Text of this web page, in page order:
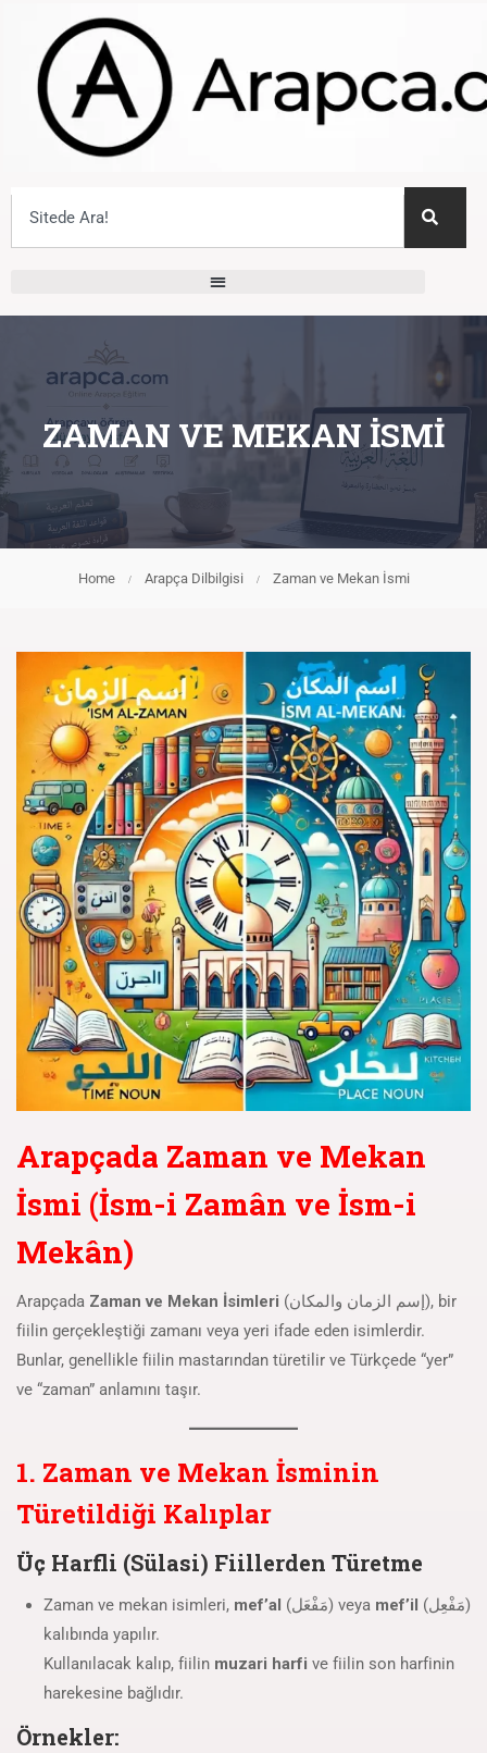
Home Arapça Dilbilgisi Zaman ve Mekan İsmi
ZAMAN VE MEKAN İSMI
Arapçada Zaman ve Mekan
İsmi (İsm-i Zamân ve İsm-i
Mekân)
Arapçada Zaman ve Mekan İsimleri (إسم الزمان والمكان), bir
fiilin gerçekleştiği zamanı veya yeri ifade eden isimlerdir.
Bunlar, genellikle fiilin mastarından türetilir ve Türkçede “yer”
ve “zaman” anlamını taşır.
1. Zaman ve Mekan İsminin
Türetildiği Kalıplar
Üç Harfli (Sülasi) Fiillerden Türetme
Zaman ve mekan isimleri, mef’al (مَفْعَل) veya mef’il (مَفْعِل)
kalıbında yapılır.
Kullanılacak kalıp, fiilin muzari harfi ve fiilin son harfinin
harekesine bağlıdır.
Örnekler: